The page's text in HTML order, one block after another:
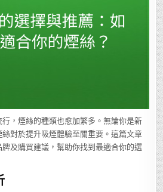
何
選
擇
適
合
，煙絲的種類也愈加繁多。無論你是新
對於提升吸煙體驗至關重要。這篇文章
及購買建議，幫助你找到最適合你的選